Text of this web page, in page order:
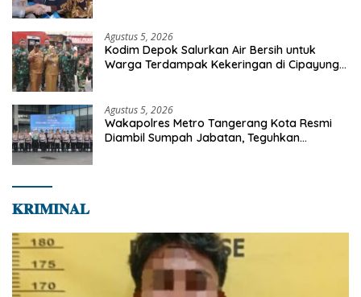
Agustus 5, 2026
Kodim Depok Salurkan Air Bersih untuk
Warga Terdampak Kekeringan di Cipayung
Agustus 5, 2026
Wakapolres Metro Tangerang Kota Resmi
Diambil Sumpah Jabatan, Teguhkan
𝐊𝐑𝐈𝐌𝐈𝐍𝐀𝐋